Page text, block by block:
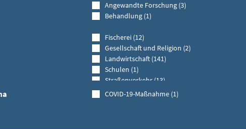
Angewandte Forschung (3)
Behandlung (1)
Fischerei (12)
Gesellschaft und Religion (2)
Landwirtschaft (141)
Schulen (1)
Straßenverkehr (13)
Wasserwirtschaft (11)
COVID-19-Maßnahme (1)